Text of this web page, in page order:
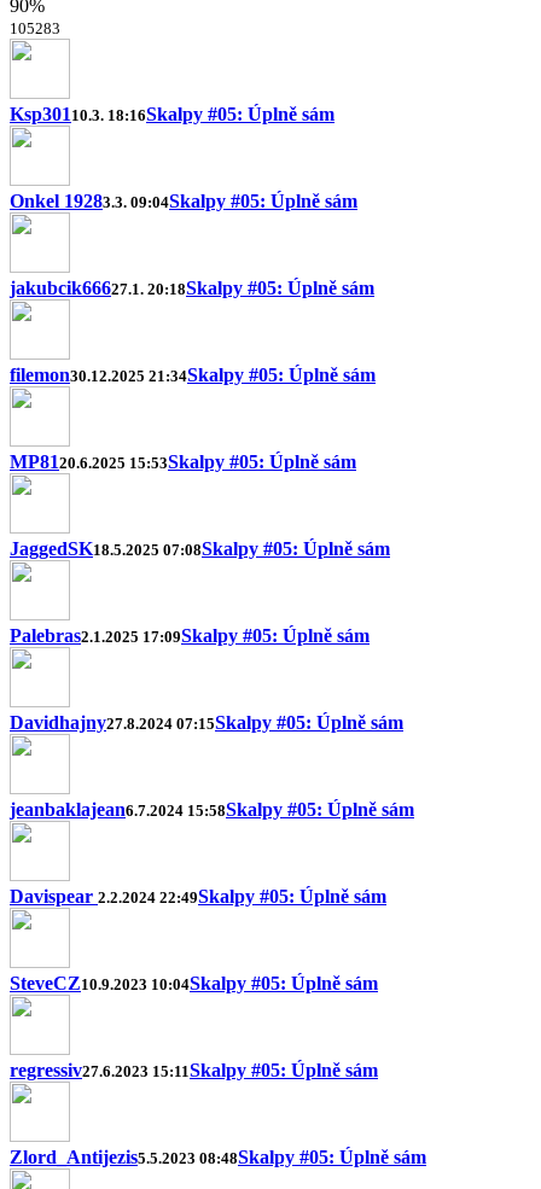
90%
105283
Ksp301 10.3. 18:16Skalpy #05: Úplně sám
Onkel 19283.3. 09:04Skalpy #05: Úplně sám
jakubcik66627.1. 20:18Skalpy #05: Úplně sám
filemon30.12.2025 21:34Skalpy #05: Úplně sám
MP8120.6.2025 15:53Skalpy #05: Úplně sám
JaggedSK18.5.2025 07:08Skalpy #05: Úplně sám
Palebras2.1.2025 17:09Skalpy #05: Úplně sám
Davidhajny27.8.2024 07:15Skalpy #05: Úplně sám
jeanbaklajean6.7.2024 15:58Skalpy #05: Úplně sám
Davispear 2.2.2024 22:49Skalpy #05: Úplně sám
SteveCZ10.9.2023 10:04Skalpy #05: Úplně sám
regressiv27.6.2023 15:11Skalpy #05: Úplně sám
Zlord_Antijezis5.5.2023 08:48Skalpy #05: Úplně sám